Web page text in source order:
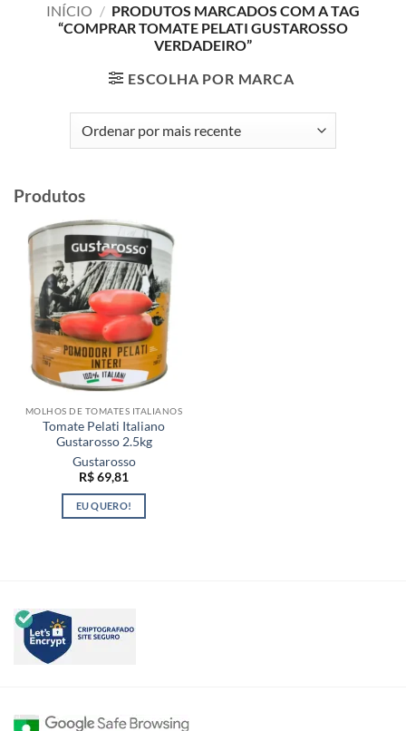
INÍCIO / PRODUTOS MARCADOS COM A TAG
“COMPRAR TOMATE PELATI GUSTAROSSO
VERDADEIRO”
ESCOLHA POR MARCA
Produtos
MOLHOS DE TOMATES ITALIANOS
Tomate Pelati Italiano
Gustarosso 2.5kg
Gustarosso
R$69,81
EU QUERO!